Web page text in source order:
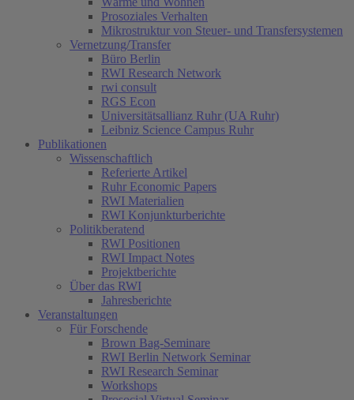
Prosoziales Verhalten
Mikrostruktur von Steuer- und Transfersystemen
Vernetzung/Transfer
Büro Berlin
RWI Research Network
rwi consult
RGS Econ
Universitätsallianz Ruhr (UA Ruhr)
Leibniz Science Campus Ruhr
Publikationen
Wissenschaftlich
Referierte Artikel
Ruhr Economic Papers
RWI Materialien
RWI Konjunkturberichte
Politikberatend
RWI Positionen
RWI Impact Notes
Projektberichte
Über das RWI
Jahresberichte
Veranstaltungen
Für Forschende
Brown Bag-Seminare
RWI Berlin Network Seminar
RWI Research Seminar
Workshops